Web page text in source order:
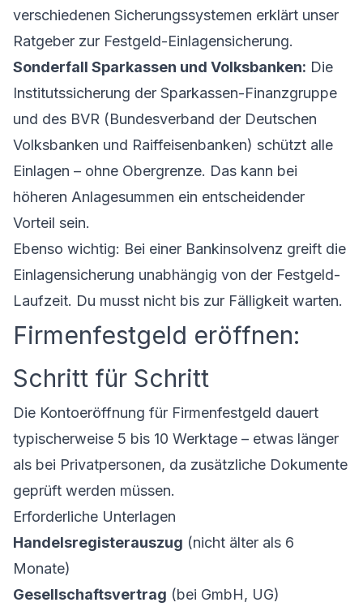
verschiedenen Sicherungssystemen erklärt unser
Ratgeber zur Festgeld-Einlagensicherung.
Sonderfall Sparkassen und Volksbanken: Die
Institutssicherung der Sparkassen-Finanzgruppe
und des BVR (Bundesverband der Deutschen
Volksbanken und Raiffeisenbanken) schützt alle
Einlagen – ohne Obergrenze. Das kann bei
höheren Anlagesummen ein entscheidender
Vorteil sein.
Ebenso wichtig: Bei einer Bankinsolvenz greift die
Einlagensicherung unabhängig von der Festgeld-
Laufzeit. Du musst nicht bis zur Fälligkeit warten.
Firmenfestgeld eröffnen:
Schritt für Schritt
Die Kontoeröffnung für Firmenfestgeld dauert
typischerweise 5 bis 10 Werktage – etwas länger
als bei Privatpersonen, da zusätzliche Dokumente
geprüft werden müssen.
Erforderliche Unterlagen
Handelsregisterauszug (nicht älter als 6
Monate)
Gesellschaftsvertrag (bei GmbH, UG)